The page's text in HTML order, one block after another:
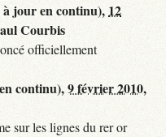
jour en continu), 12
Courbis
officiellement
continu),9 février 2010,
sur les lignes du rer or